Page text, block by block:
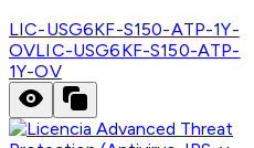
LIC-USG6KF-S150-ATP-1Y-
OVLIC-USG6KF-S150-ATP-
1Y-OV